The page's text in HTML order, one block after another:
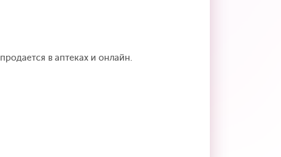
продается в аптеках и онлайн.